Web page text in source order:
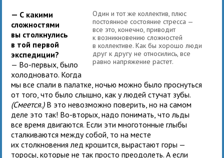
Один и тот же коллектив, плюс
постоянное состояние стресса —
все это, конечно, приводит
к возникновению сложностей
в коллективе. Как бы хорошо люди
друг к другу не относились, все
равно напряжение растет.
— С какими
сложностями
вы столкнулись
в той первой
экспедиции?
— Во-первых, было
холодновато. Когда
мы все спали в палатке, ночью можно было проснуться
от того, что было слышно, как у людей стучат зубы.
(Смеется.)В это невозможно поверить, но на самом
деле это так! Во-вторых, надо понимать, что льды
все время двигаются. Если эти многотонные глыбы
сталкиваются между собой, то на месте
их столкновения лед крошится, вырастают горы —
торосы, которые не так просто преодолеть. А если